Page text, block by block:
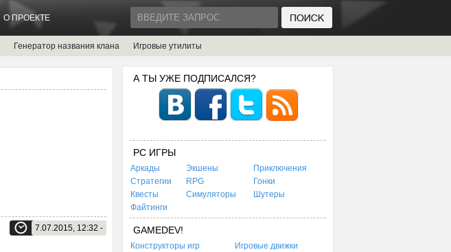
О ПРОЕКТЕ
Генератор названия клана Игровые утилиты
7.07.2015, 12:32 -
А ТЫ УЖЕ ПОДПИСАЛСЯ?
PC ИГРЫ
Аркады Экшены
Приключения
Стратегии
RPG
Гонки
Квесты
Симуляторы
Шутеры
Файтинги
GAMEDEV!
Конструкторы игр
Игровые движки